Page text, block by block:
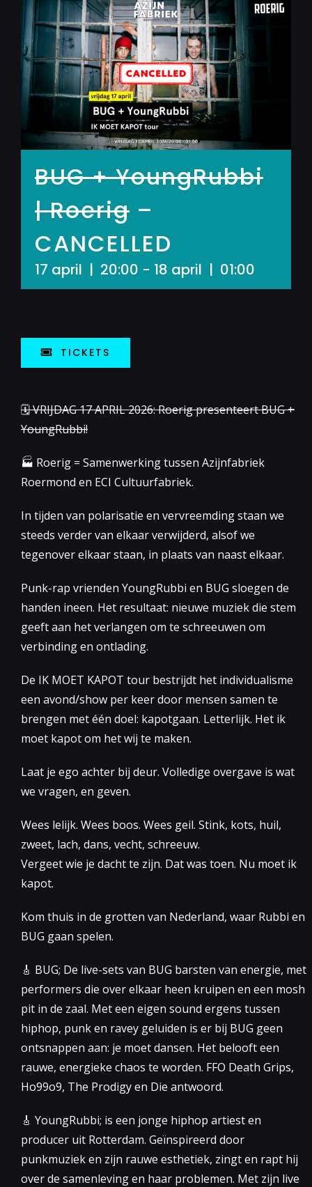
BUG + YoungRubbi
| Roerig –
CANCELLED
17 april | 20:00 - 18 april | 01:00
TICKETS
🗓 VRIJDAG 17 APRIL 2026: Roerig presenteert BUG +
YoungRubbi!
🏭 Roerig = Samenwerking tussen Azijnfabriek
Roermond en ECI Cultuurfabriek.
In tijden van polarisatie en vervreemding staan we
steeds verder van elkaar verwijderd, alsof we
tegenover elkaar staan, in plaats van naast elkaar.
Punk-rap vrienden YoungRubbi en BUG sloegen de
handen ineen. Het resultaat: nieuwe muziek die stem
geeft aan het verlangen om te schreeuwen om
verbinding en ontlading.
De IK MOET KAPOT tour bestrijdt het individualisme
een avond/show per keer door mensen samen te
brengen met één doel: kapotgaan. Letterlijk. Het ik
moet kapot om het wij te maken.
Laat je ego achter bij deur. Volledige overgave is wat
we vragen, en geven.
Wees lelijk. Wees boos. Wees geil. Stink, kots, huil,
zweet, lach, dans, vecht, schreeuw.
Vergeet wie je dacht te zijn. Dat was toen. Nu moet ik
kapot.
Kom thuis in de grotten van Nederland, waar Rubbi en
BUG gaan spelen.
🎸 BUG; De live-sets van BUG barsten van energie, met
performers die over elkaar heen kruipen en een mosh
pit in de zaal. Met een eigen sound ergens tussen
hiphop, punk en ravey geluiden is er bij BUG geen
ontsnappen aan: je moet dansen. Het belooft een
rauwe, energieke chaos te worden. FFO Death Grips,
Ho99o9, The Prodigy en Die antwoord.
🎸 YoungRubbi; is een jonge hiphop artiest en
producer uit Rotterdam. Geïnspireerd door
punkmuziek en zijn rauwe esthetiek, zingt en rapt hij
over de samenleving en haar problemen. Met zijn live